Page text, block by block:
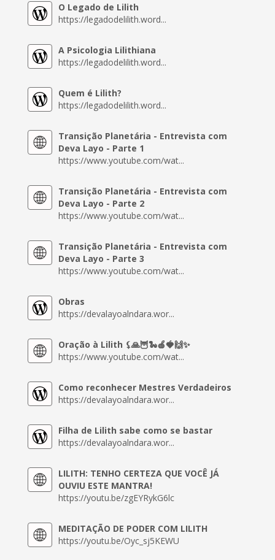
O Legado de Lilith
https://legadodelilith.word...
A Psicologia Lilithiana
https://legadodelilith.word...
Quem é Lilith?
https://legadodelilith.word...
Transição Planetária - Entrevista com
Deva Layo - Parte 1
https://www.youtube.com/wat...
Transição Planetária - Entrevista com
Deva Layo - Parte 2
https://www.youtube.com/wat...
Transição Planetária - Entrevista com
Deva Layo - Parte 3
https://www.youtube.com/wat...
Obras
https://devalayoalndara.wor...
Oração à Lilith ⚸🙏🦉🐍🍎🍓🙌✨
https://www.youtube.com/wat...
Como reconhecer Mestres Verdadeiros
https://devalayoalndara.wor...
Filha de Lilith sabe como se bastar
https://devalayoalndara.wor...
LILITH: TENHO CERTEZA QUE VOCÊ JÁ
OUVIU ESTE MANTRA!
https://youtu.be/zgEYRykG6lc
MEDITAÇÃO DE PODER COM LILITH
https://youtu.be/Oyc_sj5KEWU